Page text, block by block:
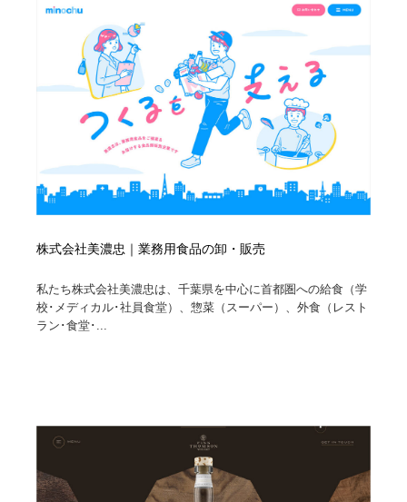
株式会社美濃忠｜業務用食品の卸・販売
私たち株式会社美濃忠は、千葉県を中心に首都圏への給食（学
校･メディカル･社員食堂）、惣菜（スーパー）、外食（レスト
ラン･食堂･...